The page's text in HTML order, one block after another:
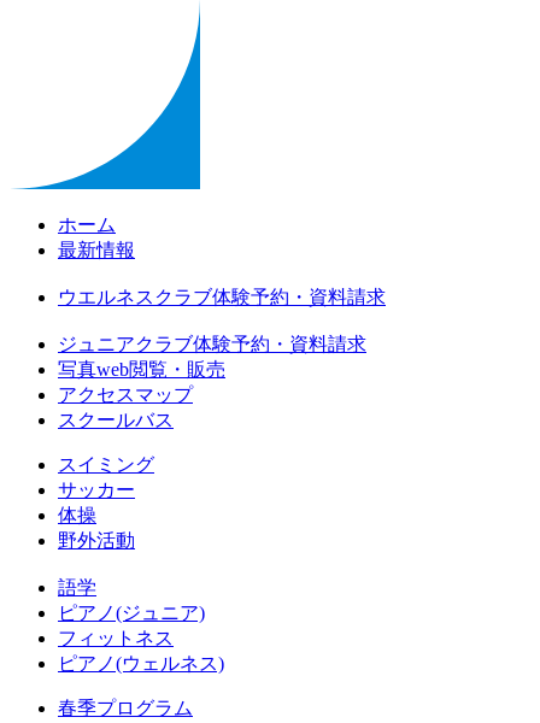
ホーム
最新情報
ウエルネスクラブ体験予約・資料請求
ジュニアクラブ体験予約・資料請求
写真web閲覧・販売
アクセスマップ
スクールバス
スイミング
サッカー
体操
野外活動
語学
ピアノ(ジュニア)
フィットネス
ピアノ(ウェルネス)
春季プログラム